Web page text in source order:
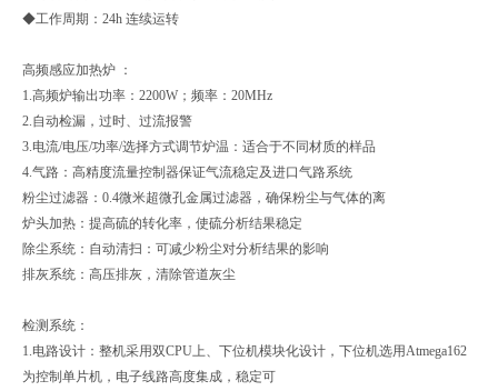
◆工作周期：24h 连续运转
高频感应加热炉 ：
1.高频炉输出功率：2200W；频率：20MHz
2.自动检漏，过时、过流报警
3.电流/电压/功率/选择方式调节炉温：适合于不同材质的样品
4.气路：高精度流量控制器保证气流稳定及进口气路系统
粉尘过滤器：0.4微米超微孔金属过滤器，确保粉尘与气体的离
炉头加热：提高硫的转化率，使硫分析结果稳定
除尘系统：自动清扫：可减少粉尘对分析结果的影响
排灰系统：高压排灰，清除管道灰尘
检测系统：
1.电路设计：整机采用双CPU上、下位机模块化设计，下位机选用Atmega162
为控制单片机，电子线路高度集成，稳定可